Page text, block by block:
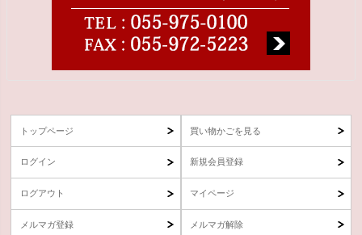
トップページ 買い物かごを見る
ログイン 新規会員登録
ログアウト マイページ
メルマガ登録 メルマガ解除